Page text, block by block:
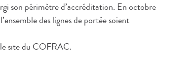
son périmètre d’accréditation. En octobre
des lignes de portée soient
site du COFRAC.